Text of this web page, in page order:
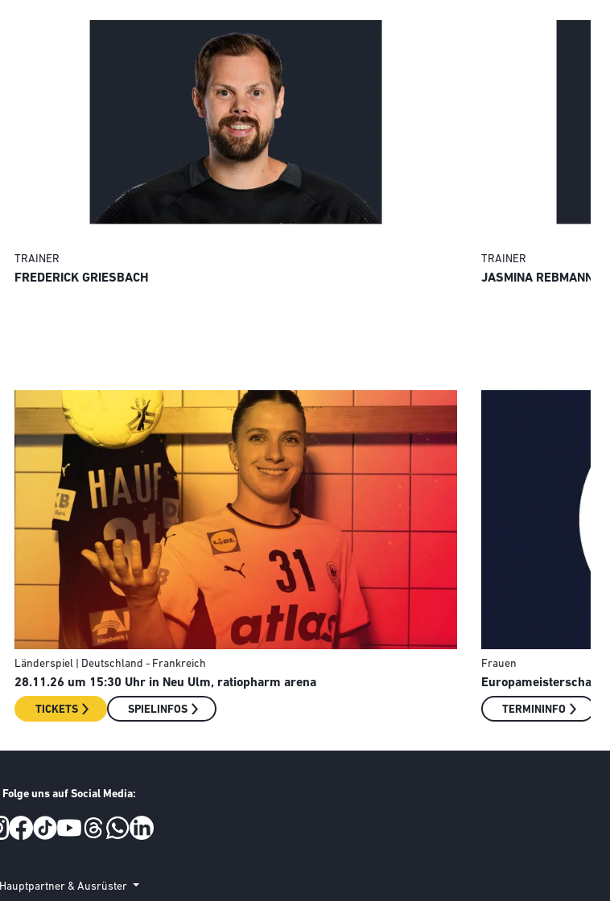
TRAINER
FREDERICK GRIESBACH
TRAINER
JASMINA REBMANN-
Länderspiel | Deutschland - Frankreich
28.11.26 um 15:30 Uhr in Neu Ulm, ratiopharm arena
TICKETS SPIELINFOS
Frauen
Europameisterschaft
TERMININFO
Folge uns auf Social Media:
Hauptpartner & Ausrüster